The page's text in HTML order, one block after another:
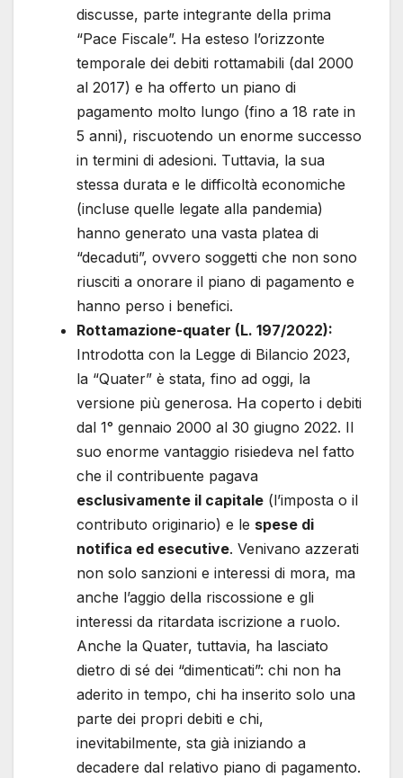
discusse, parte integrante della prima
“Pace Fiscale”. Ha esteso l’orizzonte
temporale dei debiti rottamabili (dal 2000
al 2017) e ha offerto un piano di
pagamento molto lungo (fino a 18 rate in
5 anni), riscuotendo un enorme successo
in termini di adesioni. Tuttavia, la sua
stessa durata e le difficoltà economiche
(incluse quelle legate alla pandemia)
hanno generato una vasta platea di
“decaduti”, ovvero soggetti che non sono
riusciti a onorare il piano di pagamento e
hanno perso i benefici.
Rottamazione-quater (L. 197/2022):
Introdotta con la Legge di Bilancio 2023,
la “Quater” è stata, fino ad oggi, la
versione più generosa. Ha coperto i debiti
dal 1° gennaio 2000 al 30 giugno 2022. Il
suo enorme vantaggio risiedeva nel fatto
che il contribuente pagava
esclusivamente il capitale (l’imposta o il
contributo originario) e le spese di
notifica ed esecutive. Venivano azzerati
non solo sanzioni e interessi di mora, ma
anche l’aggio della riscossione e gli
interessi da ritardata iscrizione a ruolo.
Anche la Quater, tuttavia, ha lasciato
dietro di sé dei “dimenticati”: chi non ha
aderito in tempo, chi ha inserito solo una
parte dei propri debiti e chi,
inevitabilmente, sta già iniziando a
decadere dal relativo piano di pagamento.